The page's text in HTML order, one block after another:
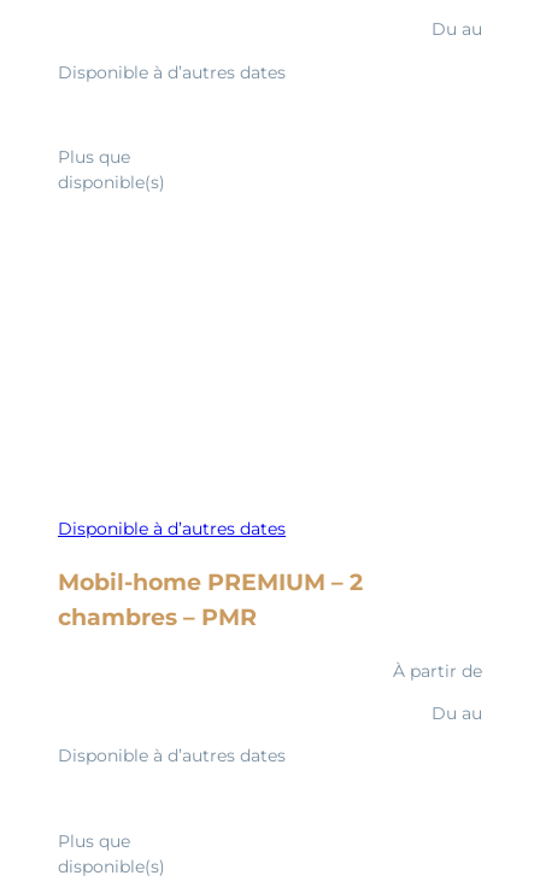
Du au
Disponible à d’autres dates
Plus que
disponible(s)
Disponible à d’autres dates
Mobil-home PREMIUM – 2
chambres – PMR
À partir de
Du au
Disponible à d’autres dates
Plus que
disponible(s)